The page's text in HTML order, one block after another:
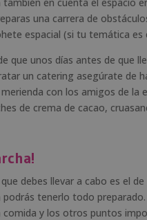
una carrera de
espacial (si tu temática es
que unos días antes de que
un catering asegúrate de
con los amigos de la
de crema de cacao,
debes llevar a cabo es el
tenerlo todo
comida y los otros puntos